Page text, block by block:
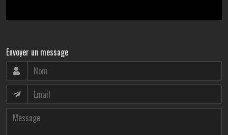
Envoyer un message